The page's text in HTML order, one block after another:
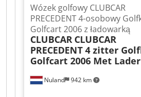
Nuland 942 km
Wózek golfowy CLUBCAR
PRECEDENT 4-osobowy
Golfcart 2006 z ładowarką
CLUBCAR CLUBCAR
PRECEDENT 4 zitter
Golfcart 2006 Met Lader